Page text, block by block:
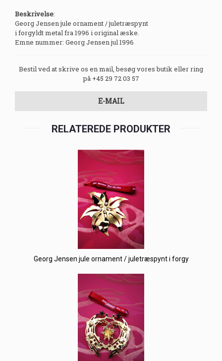
Beskrivelse:
Georg Jensen jule ornament / juletræspynt
i forgyldt metal fra 1996 i original æske.
Emne nummer: Georg Jensen jul 1996
Bestil ved at skrive os en mail, besøg vores butik eller ring
på +45 29 72 03 57
E-MAIL
RELATEREDE PRODUKTER
Georg Jensen jule ornament / juletræspynt i forgy